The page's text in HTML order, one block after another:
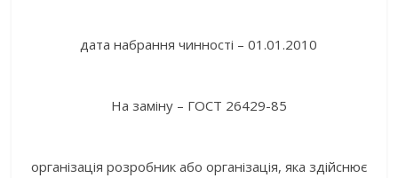
дата набрання чинності – 01.01.2010
На заміну – ГОСТ 26429-85
організація розробник або організація, яка здійснює